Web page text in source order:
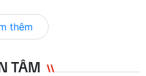
thêm
TÂM